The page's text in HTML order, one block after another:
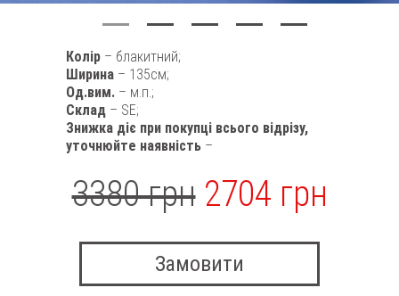
Колір – блакитний;
Ширина – 135см;
Од.вим. – м.п.;
Склад – SE;
Знижка діє при покупці всього відрізу,
уточнюйте наявність –
3380 грн 2704 грн
Замовити